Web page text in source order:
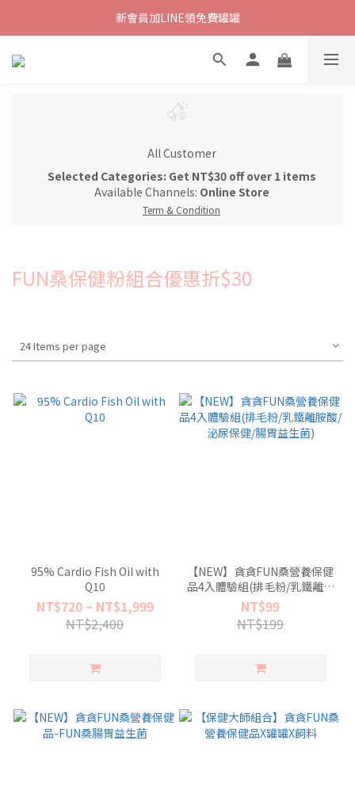
新會員加LINE領免費罐罐
All Customer
Selected Categories: Get NT$30 off over 1 items
Available Channels: Online Store
Term & Condition
FUN桑保健粉組合優惠折$30
24 Items per page
95% Cardio Fish Oil with
Q10
NT$720 ~ NT$1,999
NT$2,400
【NEW】貪貪FUN桑營養保健
品4入體驗組(排毛粉/乳鐵離胺
酸/泌尿保健/腸胃益生菌)
NT$99
NT$199